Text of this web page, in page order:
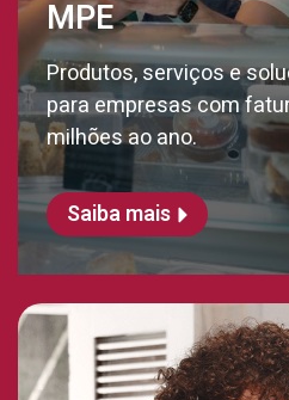
MPE
Produtos, serviços e
para empresas com
milhões ao ano.
Saiba mais